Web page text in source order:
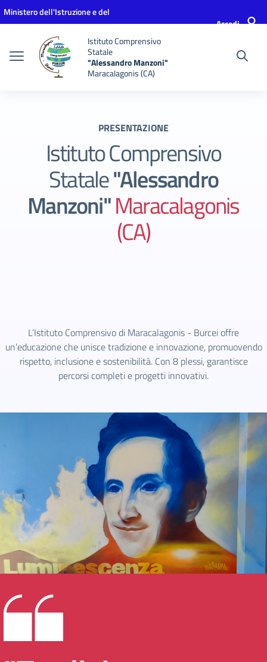
Vai ai contenuti
Vai al menu di navigazione
Vai al footer
Ministero dell'Istruzione e del
Accedi
Istituto Comprensivo
Statale
"Alessandro Manzoni"
Maracalagonis (CA)
PRESENTAZIONE
Istituto Comprensivo
Statale"Alessandro
Manzoni"Maracalagonis
(CA)
L’Istituto Comprensivo di Maracalagonis - Burcei offre
un’educazione che unisce tradizione e innovazione, promuovendo
rispetto, inclusione e sostenibilità. Con 8 plessi, garantisce
percorsi completi e progetti innovativi.